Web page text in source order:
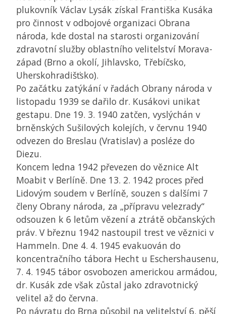
plukovník Václav Lysák získal Františka Kusáka
pro činnost v odbojové organizaci Obrana
národa, kde dostal na starosti organizování
zdravotní služby oblastního velitelství Morava-
západ (Brno a okolí, Jihlavsko, Třebíčsko,
Uherskohradišťsko).
Po začátku zatýkání v řadách Obrany národa v
listopadu 1939 se dařilo dr. Kusákovi unikat
gestapu. Dne 19. 3. 1940 zatčen, vyslýchán v
brněnských Sušilových kolejích, v červnu 1940
odvezen do Breslau (Vratislav) a posléze do
Diezu.
Koncem ledna 1942 převezen do věznice Alt
Moabit v Berlíně. Dne 13. 2. 1942 proces před
Lidovým soudem v Berlíně, souzen s dalšími 7
členy Obrany národa, za „přípravu velezrady“
odsouzen k 6 letům vězení a ztrátě občanských
práv. V březnu 1942 nastoupil trest ve věznici v
Hammeln. Dne 4. 4. 1945 evakuován do
koncentračního tábora Hecht u Eschershausenu,
7. 4. 1945 tábor osvobozen americkou armádou,
dr. Kusák zde však zůstal jako zdravotnický
velitel až do června.
Po návratu do Brna působil na velitelství 6. pěší